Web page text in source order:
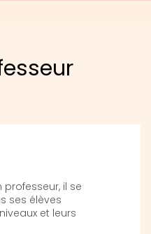
il se
ses élèves
et leurs